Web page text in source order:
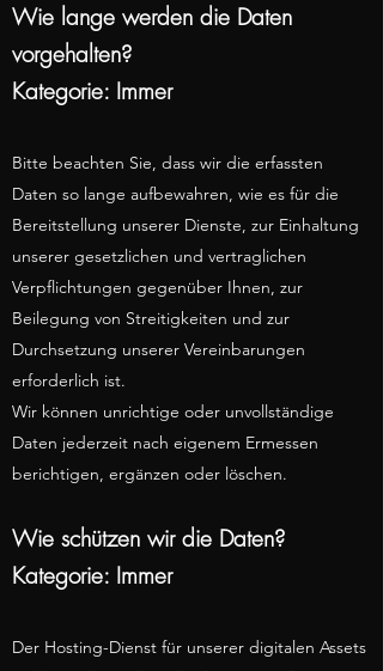
Wie lange werden die Daten
vorgehalten?
Kategorie: Immer
Bitte beachten Sie, dass wir die erfassten
Daten so lange aufbewahren, wie es für die
Bereitstellung unserer Dienste, zur Einhaltung
unserer gesetzlichen und vertraglichen
Verpflichtungen gegenüber Ihnen, zur
Beilegung von Streitigkeiten und zur
Durchsetzung unserer Vereinbarungen
erforderlich ist.
Wir können unrichtige oder unvollständige
Daten jederzeit nach eigenem Ermessen
berichtigen, ergänzen oder löschen.
Wie schützen wir die Daten?
Kategorie: Immer
Der Hosting-Dienst für unserer digitalen Assets